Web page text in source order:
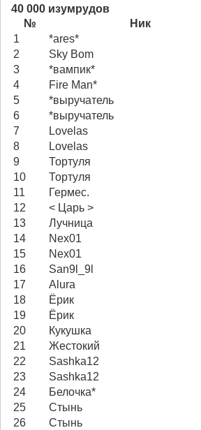
40 000 изумрудов
№
Ник
1
*ares*
2
Sky Bom
3
*вампик*
4
Fire Man*
5
*выручатель
6
*выручатель
7
Lovelas
8
Lovelas
9
Тортуля
10
Тортуля
11
Гермес.
12
< Царь >
13
Лучница
14
Nex01
15
Nex01
16
San9l_9l
17
Alura
18
Ёрик
19
Ёрик
20
Кукушка
21
Жестокий
22
Sashka12
23
Sashka12
24
Белочка*
25
Стынь
26
Стынь